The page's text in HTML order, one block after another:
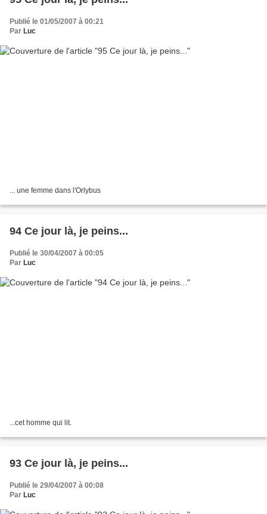
Publié le 01/05/2007 à 00:21
Par Luc
... une femme dans l'Orlybus
94 Ce jour là, je peins...
Publié le 30/04/2007 à 00:05
Par Luc
...cet homme qui lit.
93 Ce jour là, je peins...
Publié le 29/04/2007 à 00:08
Par Luc